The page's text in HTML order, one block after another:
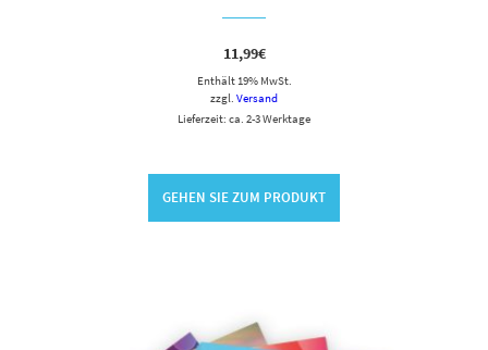
11,99€
Enthält 19% MwSt.
zzgl. Versand
Lieferzeit: ca. 2-3 Werktage
GEHEN SIE ZUM PRODUKT